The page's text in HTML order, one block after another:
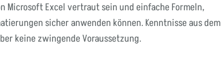
Microsoft Excel vertraut sein und einfache Formeln,
sicher anwenden können. Kenntnisse aus dem
keine zwingende Voraussetzung.